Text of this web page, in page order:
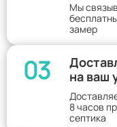
Мы
замер
03
на ваш
8 часов
септика